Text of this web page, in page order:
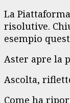
La
risolutive.
esempio
Aster apre la
Ascolta,
Come ha